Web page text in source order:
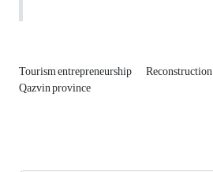
Tourism entrepreneurship Reconstruction
Qazvin province